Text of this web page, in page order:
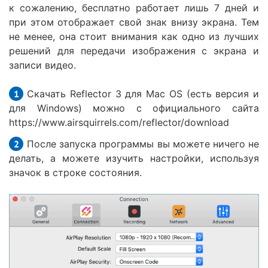
к сожалению, бесплатно работает лишь 7 дней и
при этом отображает свой знак внизу экрана. Тем
не менее, она стоит внимания как одно из лучших
решений для передачи изображения с экрана и
записи видео.
Скачать Reflector 3 для Mac OS (есть версия и
для Windows) можно с официального сайта
https://www.airsquirrels.com/reflector/download
После запуска программы вы можете ничего не
делать, а можете изучить настройки, используя
значок в строке состояния.